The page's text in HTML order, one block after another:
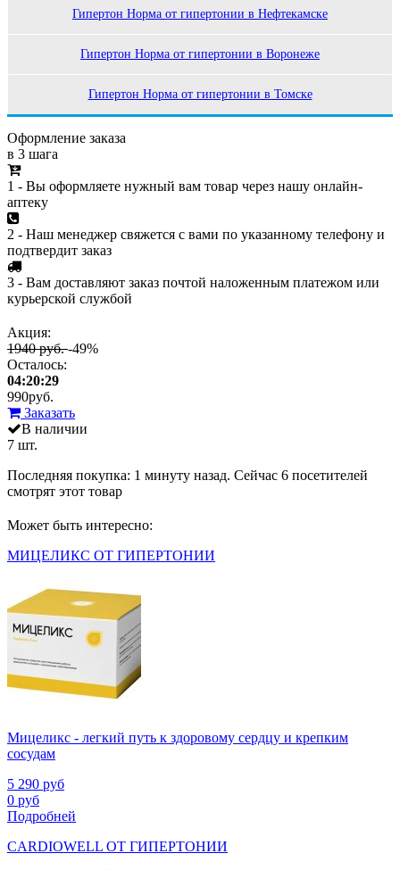
Гипертон Норма от гипертонии в Нефтекамске
Гипертон Норма от гипертонии в Воронеже
Гипертон Норма от гипертонии в Томске
Оформление заказа
в 3 шага
1 - Вы оформляете нужный вам товар через нашу онлайн-
аптеку
2 - Наш менеджер свяжется с вами по указанному телефону и
подтвердит заказ
3 - Вам доставляют заказ почтой наложенным платежом или
курьерской службой
Акция:
1940 руб.-49%
Осталось:
04:20:29
990руб.
Заказать
В наличии
7 шт.
Последняя покупка: 1 минуту назад. Сейчас 6 посетителей
смотрят этот товар
Может быть интересно:
МИЦЕЛИКС ОТ ГИПЕРТОНИИ
Мицеликс - легкий путь к здоровому сердцу и крепким
сосудам
5 290 руб
0 руб
Подробней
CARDIOWELL ОТ ГИПЕРТОНИИ